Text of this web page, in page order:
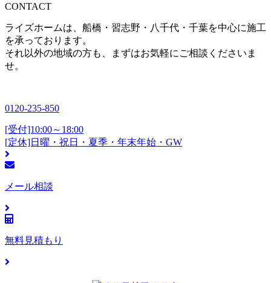
CONTACT
ライズホームは、船橋・習志野・八千代・千葉を中心に施工
を承っております。
それ以外の地域の方も、まずはお気軽にご相談くださいま
せ。
0120-235-850
[受付]10:00～18:00
[定休]日曜・祝日・夏季・年末年始・GW
メール相談
無料見積もり